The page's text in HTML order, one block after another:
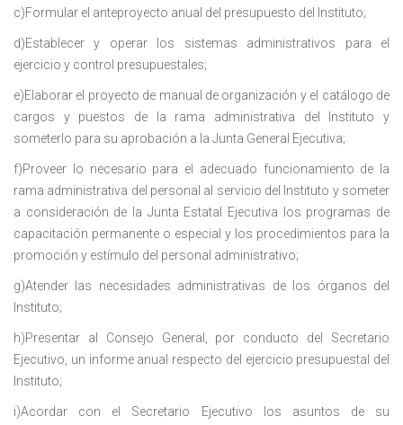
c)Formular el anteproyecto anual del presupuesto del Instituto;
d)Establecer y operar los sistemas administrativos para el
ejercicio y control presupuestales;
e)Elaborar el proyecto de manual de organización y el catálogo de
cargos y puestos de la rama administrativa del Instituto y
someterlo para su aprobación a la Junta General Ejecutiva;
f)Proveer lo necesario para el adecuado funcionamiento de la
rama administrativa del personal al servicio del Instituto y someter
a consideración de la Junta Estatal Ejecutiva los programas de
capacitación permanente o especial y los procedimientos para la
promoción y estímulo del personal administrativo;
g)Atender las necesidades administrativas de los órganos del
Instituto;
h)Presentar al Consejo General, por conducto del Secretario
Ejecutivo, un informe anual respecto del ejercicio presupuestal del
Instituto;
i)Acordar con el Secretario Ejecutivo los asuntos de su